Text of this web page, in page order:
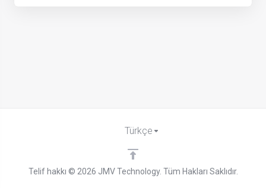
Telif hakkı © 2026 JMV Technology. Tüm Hakları Saklıdır.
Türkçe